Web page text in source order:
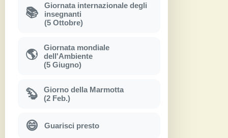
📚
Giornata internazionale degli
insegnanti
(5 Ottobre)
🌎
Giornata mondiale
dell'Ambiente
(5 Giugno)
🦫
Giorno della Marmotta
(2 Feb.)
😄 Guarisci presto